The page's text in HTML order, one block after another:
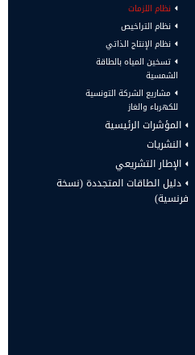
نظام اللزمات
نظام التراخيص
نظام الإنتاج الذاتي
تسخين المياه بالطاقة
الشمسية
مشاريع الشركة التونسية
للكهرباء والغاز
المؤشرات الرئيسية
النشريات
الإطار التشريعي
دليل الطاقات المتجددة (نسخة
فرنسية)